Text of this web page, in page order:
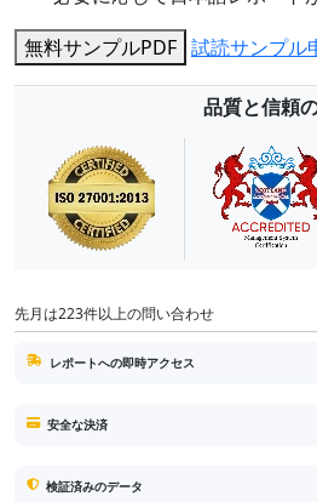
無料サンプルPDF 試読サンプル
品質と信頼
先月は223件以上の問い合わせ
レポートへの即時アクセス
安全な決済
検証済みのデータ